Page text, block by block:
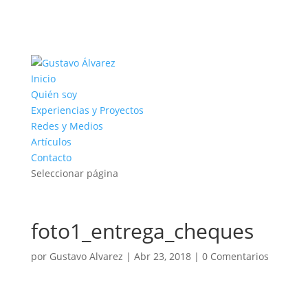
Inicio
Quién soy
Experiencias y Proyectos
Redes y Medios
Artículos
Contacto
Seleccionar página
foto1_entrega_cheques
por Gustavo Alvarez | Abr 23, 2018| 0 Comentarios